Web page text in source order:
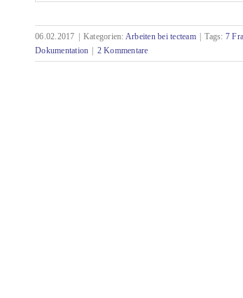
06.02.2017 Kategorien: Arbeiten bei tecteam Tags: 7
Dokumentation
2 Kommentare